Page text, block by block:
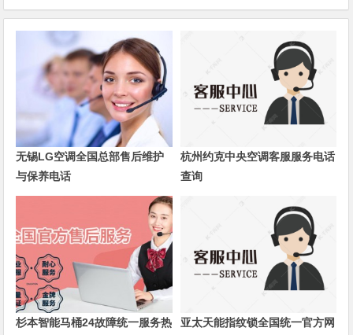
无锡LG空调全国总部售后维护
与保养电话
杭州约克中央空调客服服务电话
查询
杉本智能马桶24故障统一服务热
亚太天能指纹锁全国统一官方网